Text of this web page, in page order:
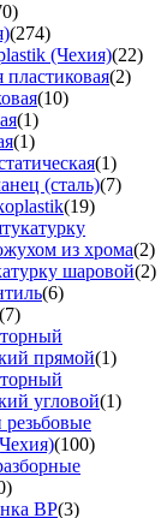
(274)
(Чехия)(22)
(2)
(10)
(1)
(1)
(1)
(сталь)(7)
(19)
из хрома(2)
шаровой(2)
(6)
(7)
прямой(1)
угловой(1)
(100)
ВР(3)